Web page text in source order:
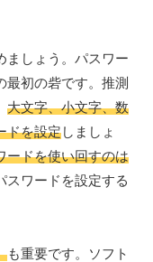
ましょう。パスワー
最初の砦です。推測
大文字、小文字、数
ドを設定しましょ
ードを使い回すのは
スワードを設定する
も重要です。ソフト